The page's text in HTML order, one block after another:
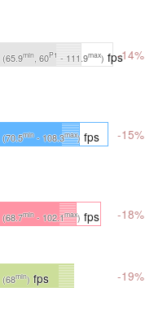
(65.9min , 60P1 - 111.9max) fps-14%
(70.5min- 108.3max) fps -15%
(68.7min- 102.1max) fps -18%
(68min) fps -19%